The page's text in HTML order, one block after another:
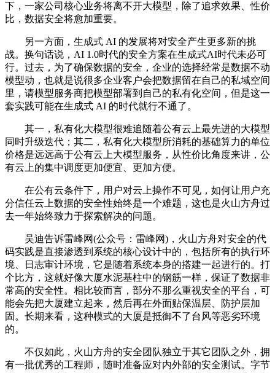
下，一家公司核心业务将离不开大模型，除了追求效果、性价
比，数据安全将愈加重要。
另一方面，生成式 AI 的发展将对安全产生更多新的挑
战。换句话说，AI 1.0时代的安全方案在生成式AI时代未必可
行。过去，为了确保数据的安全，企业的选择经常是数据不动
模型动，也就是说很多企业客户会把数据留在自己的私域空间
里，请模型服务商把模型部署到自己的私有化空间，但是这一
套实践可能在生成式 AI 的时代就行不通了。
其一，私有化大模型很难追随着公有云上最先进的大模型
同时升级迭代；其二，私有化大模型所消耗的基础算力的单位
价格是远远高于公有云上大模型服务，从性价比角度来讲，公
有云上的集中调度更加便宜、更加方便。
在公有云条件下，用户对云上操作不可见，如何让用户充
分信任云上数据的安全性始终是一个难题，这也是火山方舟过
去一年始终致力于探索解决的问题。
吴迪告诉雷峰网(公众号：雷峰网)，火山方舟对安全的代
码实践是直接渗透到系统的核心设计中的，包括所有的执行环
境、日志审计环境，它是随着系统本身的搭建一起进行的。打
个比方，这就好像大厦水泥基柱中的钢筋一样，保证了数据非
常高的安全性。相比较而言，部分不那么重视安全的平台，可
能会先把大厦建立起来，然后再在外面贴保温层、防护层加
固。长期来看，这种模式的大厦是抵御不了台风等恶劣环境
的。
不仅如此，火山方舟的安全团队独立于其它团队之外，拥
有一批优秀的工程师，随时准备应对内外部的安全测试。字节